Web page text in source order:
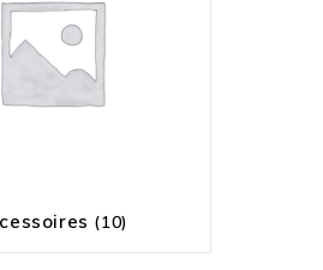
(10)